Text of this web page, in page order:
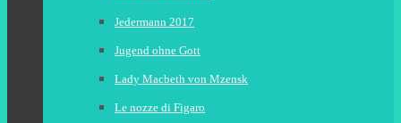
Jedermann 2017
Jugend ohne Gott
Lady Macbeth von Mzensk
Le nozze di Figaro